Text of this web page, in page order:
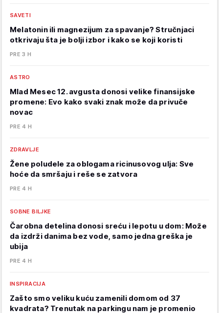
SAVETI
Melatonin ili magnezijum za spavanje? Stručnjaci
otkrivaju šta je bolji izbor i kako se koji koristi
PRE 3 H
ASTRO
Mlad Mesec 12. avgusta donosi velike finansijske
promene: Evo kako svaki znak može da privuče
novac
PRE 4 H
ZDRAVLJE
Žene poludele za oblogama ricinusovog ulja: Sve
hoće da smršaju i reše se zatvora
PRE 4 H
SOBNE BILJKE
Čarobna detelina donosi sreću i lepotu u dom: Može
da izdrži danima bez vode, samo jedna greška je
ubija
PRE 4 H
INSPIRACIJA
Zašto smo veliku kuću zamenili domom od 37
kvadrata? Trenutak na parkingu nam je promenio